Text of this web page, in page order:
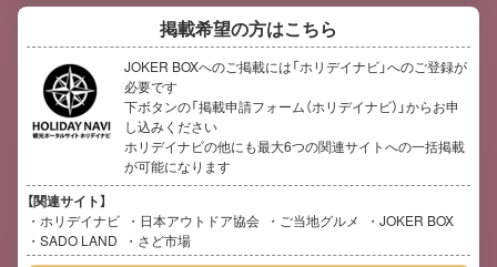
掲載希望の方はこちら
JOKER BOXへのご掲載には「ホリデイナビ」へのご登録が
必要です
下ボタンの「掲載申請フォーム（ホリデイナビ）」からお申
し込みください
ホリデイナビの他にも最大6つの関連サイトへの一括掲載
が可能になります
【関連サイト】
ホリデイナビ 日本アウトドア協会 ご当地グルメ
JOKER BOX
SADO LAND
さど市場